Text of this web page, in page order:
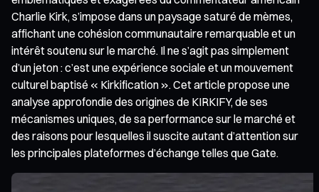
Charlie Kirk, s’impose dans un paysage saturé de mèmes,
affichant une cohésion communautaire remarquable et un
intérêt soutenu sur le marché. Il ne s’agit pas simplement
d’un jeton : c’est une expérience sociale et un mouvement
culturel baptisé « Kirkification ». Cet article propose une
analyse approfondie des origines de KIRKIFY, de ses
mécanismes uniques, de sa performance sur le marché et
des raisons pour lesquelles il suscite autant d’attention sur
les principales plateformes d’échange telles que Gate.